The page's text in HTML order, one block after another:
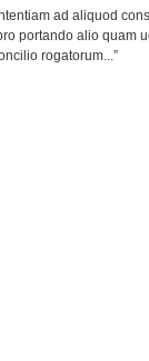
ad aliquod
portando alio quam
rogatorum...”